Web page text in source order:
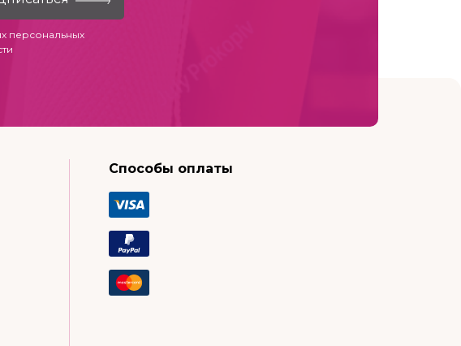
персональных
Способы оплаты